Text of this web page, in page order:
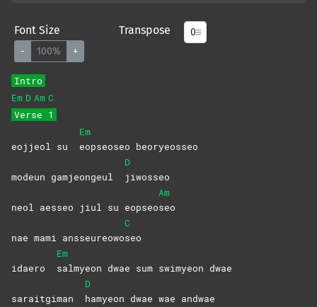
Font Size
- 100% +
Transpose
Intro
Em D Am C
Verse 1
eojjeol su
Em
eopseoseo beoryeosseo
modeun gamjeongeul
D
jiwosseo
neol aesseo jiul su eopseo
Am
seo
nae mami ansseureowo
C
seo
idaero
Em
salmyeon dwae sum swimyeon dwae
saraitgiman
D
hamyeon dwae wae andwae